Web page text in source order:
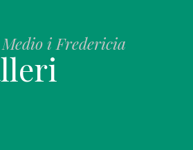
i Fredericia